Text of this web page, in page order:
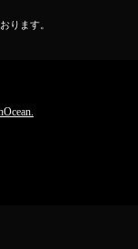
ります。